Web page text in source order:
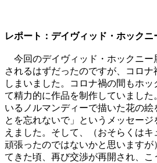
レポート：デイヴィッド・ホックニ
今回のデイヴィッド・ホックニー
されるはずだったのですが、コロ
しまいました。コロナ禍の間もホッ
て精力的に作品を制作していました
いるノルマンディーで描いた花の絵
とを忘れないで」というメッセー
えました。そして、（おそらくは
頑張ったのではないかと思いますが
てきた頃、再び交渉が再開され、こ